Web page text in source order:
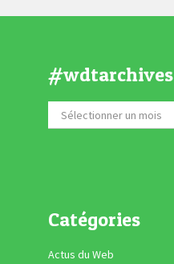
#wdtarchives
Catégories
Actus du Web